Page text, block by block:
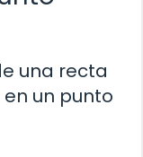
una recta
un punto